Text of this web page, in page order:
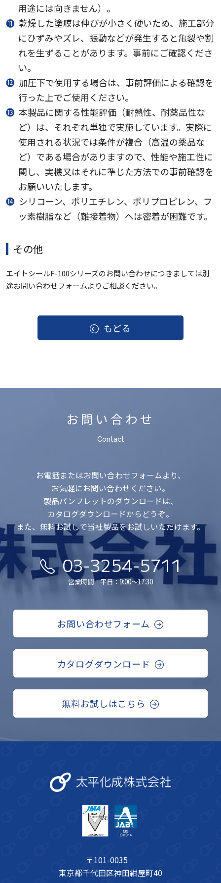
用途には向きません）。
⓫ 乾燥した塗膜は伸びが小さく硬いため、施工部分
にひずみやズレ、振動などが発生すると亀裂や割
れを生ずることがあります。事前にご確認くださ
い。
⓬ 加圧下で使用する場合は、事前評価による確認を
行った上でご使用ください。
⓭ 本製品に関する性能評価（耐熱性、耐薬品性な
ど）は、それぞれ単独で実施しています。実際に
使用される状況では条件が複合（高温の薬品な
ど）である場合がありますので、性能や施工性に
関し、実機又はそれに準じた方法での事前確認を
お願いいたします。
⓮ シリコーン、ポリエチレン、ポリプロピレン、フ
ッ素樹脂など（難接着物）へは密着が困難です。
その他
エイトシールF-100シリーズのお問い合わせにつきましては別
途お問い合わせフォームよりご相談ください。
もどる
お問い合わせ
Contact
お電話またはお問い合わせフォームより、
お気軽にお問い合わせください。
製品パンフレットのダウンロードは、
カタログダウンロードからどうぞ。
また、無料お試しで当社製品をお試しいただけます。
03-3254-5711
営業時間 平日：9:00〜17:30
お問い合わせフォーム
カタログダウンロード
無料お試しはこちら
〒101-0035
東京都千代田区神田紺屋町40